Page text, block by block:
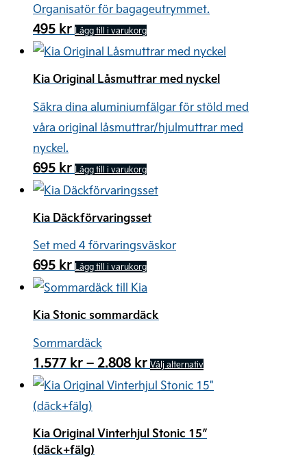
Organisatör för bagageutrymmet.
495 kr Lägg till i varukorg
Kia Original Låsmuttrar med nyckel
Säkra dina aluminiumfälgar för stöld med
våra original låsmuttrar/hjulmuttrar med
nyckel.
695 kr Lägg till i varukorg
Kia Däckförvaringsset
Set med 4 förvaringsväskor
695 kr Lägg till i varukorg
Kia Stonic sommardäck
Sommardäck
1.577 kr– 2.808 krPrisintervall:
1.577 kr
till
Välj alternativDen
här
Kia Original Vinterhjul Stonic 15″
(däck+fälg)